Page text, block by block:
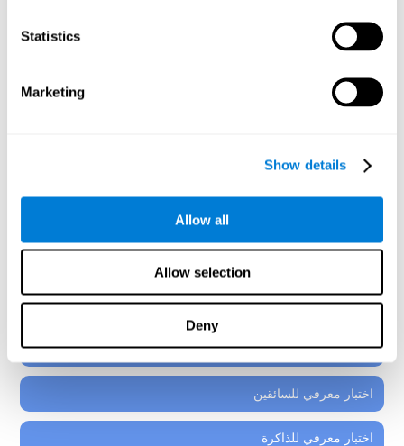
Statistics
Marketing
Show details
Allow all
Allow selection
Deny
كمبيوتر)، كما تسمح تثبيت علاعقة نتائجهم بالأداء المدرسيّ،
المحتوى الأكاديميّة، الأهليّات، السلوك والحافز.
الضعيفة أو القويّة ضروريّ لفهم وتقوية أداء الطلّاب المدرسيّ
ولتطوّر التخطيط العصبيّ-التعليميّ الشخصيّ للتعلّم.
لطلاب من 7 سنوات، والشباب، والمراهقين.
اختبار معرفي للتنسيق
الاختبار المعرفي العام
اختبار معرفي للسائقين
اختبار معرفي للذاكرة